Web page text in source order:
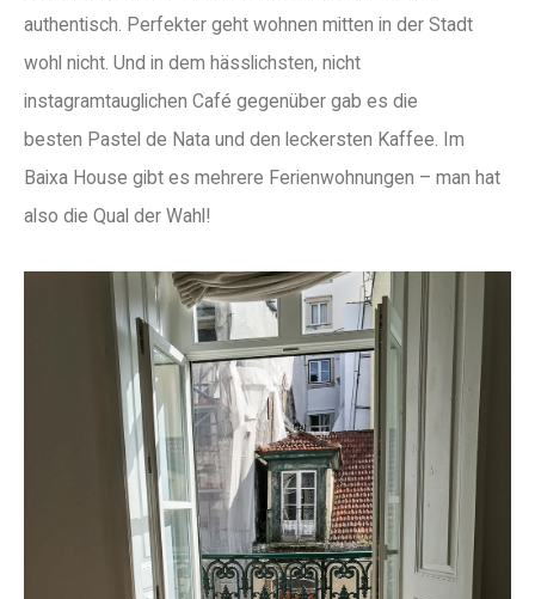
authentisch. Perfekter geht wohnen mitten in der Stadt
wohl nicht. Und in dem hässlichsten, nicht
instagramtauglichen Café gegenüber gab es die
besten Pastel de Nata und den leckersten Kaffee. Im
Baixa House gibt es mehrere Ferienwohnungen – man hat
also die Qual der Wahl!